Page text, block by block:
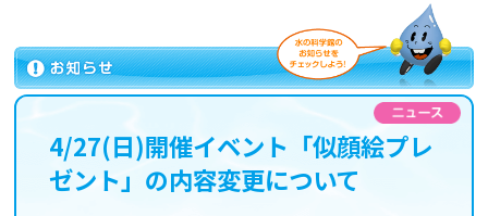
4/27(日)開催イベント「似顔絵プレ
ゼント」の内容変更について